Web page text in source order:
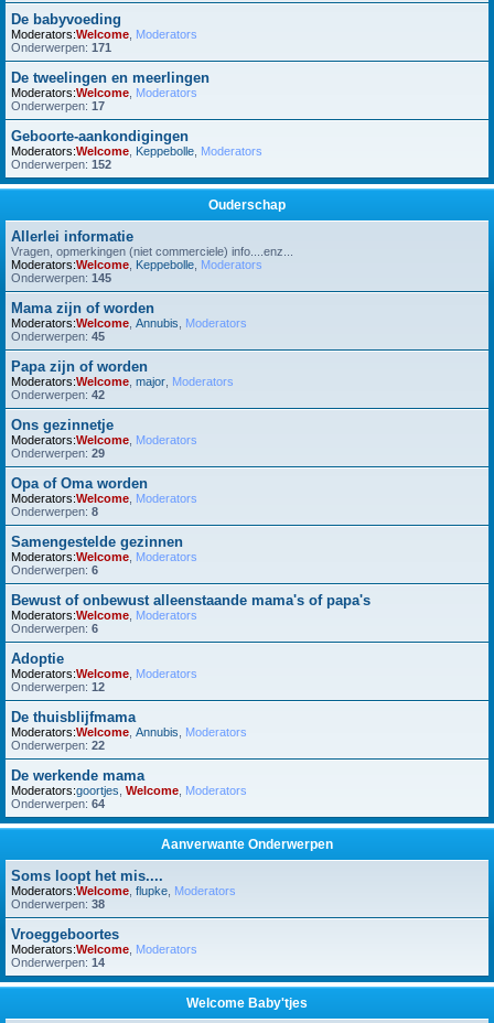
De babyvoeding
Moderators:Welcome Moderators
Onderwerpen: 171
De tweelingen en meerlingen
Moderators:Welcome Moderators
Onderwerpen: 17
Geboorte-aankondigingen
Moderators:Welcome Keppebolle Moderators
Onderwerpen: 152
Ouderschap
Allerlei informatie
Vragen, opmerkingen (niet commerciele) info....enz...
Moderators:Welcome Keppebolle Moderators
Onderwerpen: 145
Mama zijn of worden
Moderators:Welcome Annubis
Moderators
Onderwerpen: 45
Papa zijn of worden
Moderators:Welcome major Moderators
Onderwerpen: 42
Ons gezinnetje
Moderators:Welcome Moderators
Onderwerpen: 29
Opa of Oma worden
Moderators:Welcome Moderators
Onderwerpen: 8
Samengestelde gezinnen
Moderators:Welcome Moderators
Onderwerpen: 6
Bewust of onbewust alleenstaande mama's of papa's
Moderators:Welcome Moderators
Onderwerpen: 6
Adoptie
Moderators:Welcome Moderators
Onderwerpen: 12
De thuisblijfmama
Moderators:Welcome Annubis
Moderators
Onderwerpen: 22
De werkende mama
Moderators:goortjes Welcome Moderators
Onderwerpen: 64
Aanverwante Onderwerpen
Soms loopt het mis....
Moderators:Welcome flupke Moderators
Onderwerpen: 38
Vroeggeboortes
Moderators:Welcome Moderators
Onderwerpen: 14
Welcome Baby'tjes